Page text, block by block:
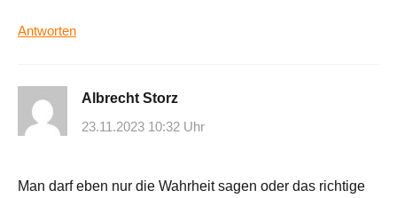
Antworten
Albrecht Storz
23.11.2023 10:32 Uhr
Man darf eben nur die Wahrheit sagen oder das richtige